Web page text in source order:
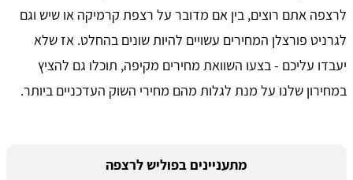
לרצפה אתם רוצים, בין אם מדובר על רצפת קרמיקה או שיש וגם
לגרניט פורצלן המחירים עשויים להיות שונים בהחלט. אז שלא
יעבדו עליכם - בצעו השוואת מחירים מקיפה, תוכלו גם להציץ
במחירון שלנו על מנת לגלות מהם מחירי השוק העדכניים ביותר.
מתעניינים בפוליש לרצפה